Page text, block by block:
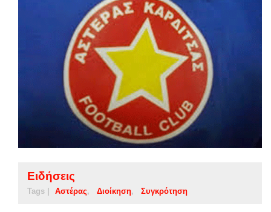
Ειδήσεις
Tags | Αστέρας Διοίκηση Συγκρότηση